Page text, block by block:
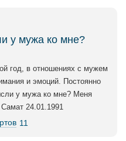
у мужа ко мне?
год, в отношениях с мужем
и эмоций. Постоянно
у мужа ко мне? Меня
24.01.1991
11